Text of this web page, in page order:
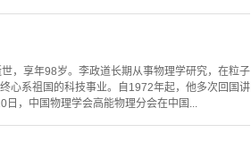
，享年98岁。李政道长期从事物理学研究，在粒子
心系祖国的科技事业。自1972年起，他多次回国讲
，中国物理学会高能物理分会在中国...